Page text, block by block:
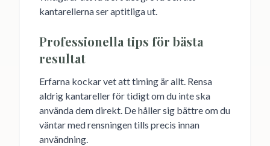
kantarellerna ser aptitliga ut.
Professionella tips för bästa
resultat
Erfarna kockar vet att timing är allt. Rensa
aldrig kantareller för tidigt om du inte ska
använda dem direkt. De håller sig bättre om du
väntar med rensningen tills precis innan
användning.